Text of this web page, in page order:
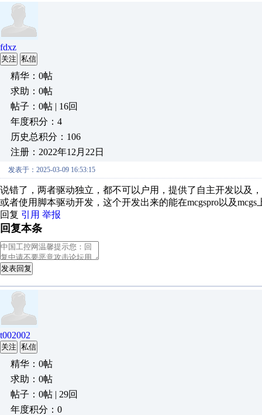
fdxz
关注 私信
精华：0帖
求助：0帖
帖子：0帖 | 16回
年度积分：4
历史总积分：106
注册：2022年12月22日
发表于：2025-03-09 16:53:15
说错了，两者驱动独立，都不可以户用，提供了自主开发以及
或者使用脚本驱动开发，这个开发出来的能在mcgspro以及mcgs
回复 引用 举报
回复本条
发表回复
t002002
关注 私信
精华：0帖
求助：0帖
帖子：0帖 | 29回
年度积分：0